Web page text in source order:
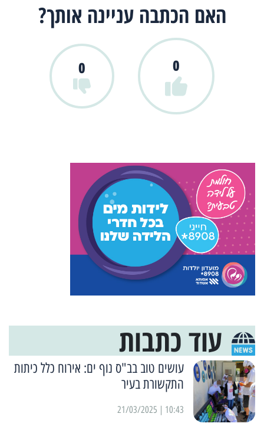
האם הכתבה עניינה אותך?
0
0
עוד כתבות
עושים טוב בב"ס נוף ים: אירוח כלל כיתות
התקשורת בעיר
10:43 | 21/03/2025